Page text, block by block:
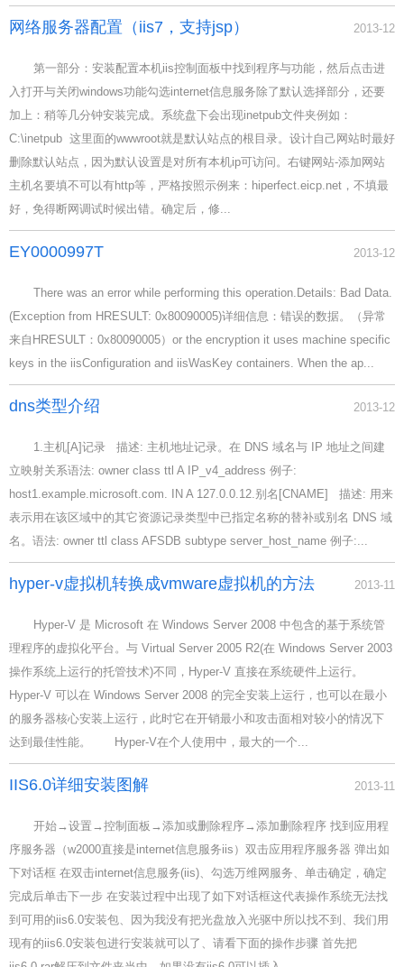
网络服务器配置（iis7，支持jsp） 2013-12
第一部分：安装配置本机iis控制面板中找到程序与功能，然后点击进
入打开与关闭windows功能勾选internet信息服务除了默认选择部分，还要
加上：稍等几分钟安装完成。系统盘下会出现inetpub文件夹例如：
C:\inetpub 这里面的wwwroot就是默认站点的根目录。设计自己网站时最好
删除默认站点，因为默认设置是对所有本机ip可访问。右键网站-添加网站
主机名要填不可以有http等，严格按照示例来：hiperfect.eicp.net，不填最
好，免得断网调试时候出错。确定后，修...
EY0000997T 2013-12
There was an error while performing this operation.Details: Bad Data.
(Exception from HRESULT: 0x80090005)详细信息：错误的数据。（异常
来自HRESULT：0x80090005）or the encryption it uses machine specific
keys in the iisConfiguration and iisWasKey containers. When the ap...
dns类型介绍 2013-12
1.主机[A]记录 描述: 主机地址记录。在 DNS 域名与 IP 地址之间建
立映射关系语法: owner class ttl A IP_v4_address 例子:
host1.example.microsoft.com. IN A 127.0.0.12.别名[CNAME] 描述: 用来
表示用在该区域中的其它资源记录类型中已指定名称的替补或别名 DNS 域
名。语法: owner ttl class AFSDB subtype server_host_name 例子:...
hyper-v虚拟机转换成vmware虚拟机的方法 2013-11
Hyper-V 是 Microsoft 在 Windows Server 2008 中包含的基于系统管
理程序的虚拟化平台。与 Virtual Server 2005 R2(在 Windows Server 2003
操作系统上运行的托管技术)不同，Hyper-V 直接在系统硬件上运行。
Hyper-V 可以在 Windows Server 2008 的完全安装上运行，也可以在最小
的服务器核心安装上运行，此时它在开销最小和攻击面相对较小的情况下
达到最佳性能。 Hyper-V在个人使用中，最大的一个...
IIS6.0详细安装图解 2013-11
开始→设置→控制面板→添加或删除程序→添加删除程序 找到应用程
序服务器（w2000直接是internet信息服务iis）双击应用程序服务器 弹出如
下对话框 在双击internet信息服务(iis)、勾选万维网服务、单击确定，确定
完成后单击下一步 在安装过程中出现了如下对话框这代表操作系统无法找
到可用的iis6.0安装包、因为我没有把光盘放入光驱中所以找不到、我们用
现有的iis6.0安装包进行安装就可以了、请看下面的操作步骤 首先把